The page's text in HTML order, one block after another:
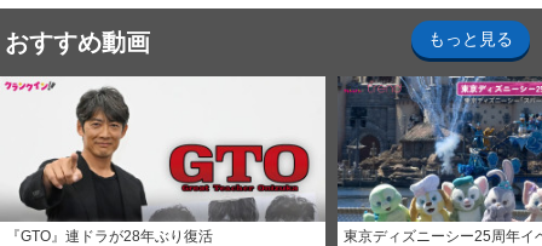
おすすめ動画 もっと見る
『GTO』連ドラが28年ぶり復活 東京ディズニーシー25周年イ